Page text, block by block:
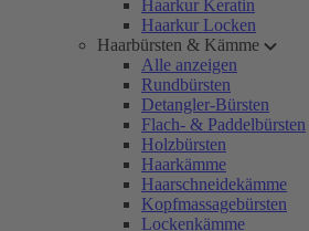
Haarkur Keratin
Haarkur Locken
Haarbürsten & Kämme
Alle anzeigen
Rundbürsten
Detangler-Bürsten
Flach- & Paddelbürsten
Holzbürsten
Haarkämme
Haarschneidekämme
Kopfmassagebürsten
Lockenkämme